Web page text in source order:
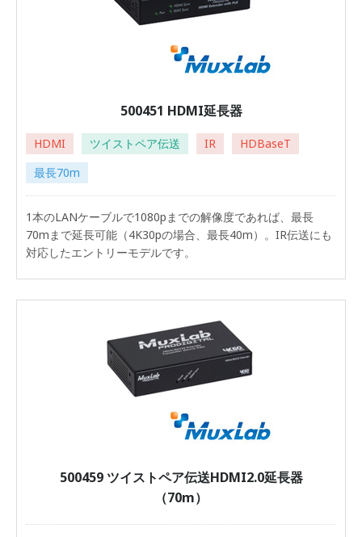
500451 HDMI延長器
HDMI ツイストペア伝送 IR
HDBaseT
最長70m
1本のLANケーブルで1080pまでの解像度であれば、最長
70mまで延長可能（4K30pの場合、最長40m）。IR伝送にも
対応したエントリーモデルです。
500459 ツイストペア伝送HDMI2.0延長器
（70m）